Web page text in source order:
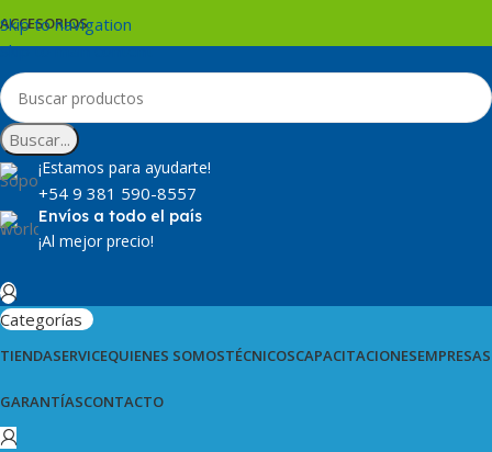
Skip to navigation
Skip to main content
ACCESORIOS
Buscar...
¡Estamos para ayudarte!
+54 9 381 590-8557
Envíos a todo el país
¡Al mejor precio!
Categorías
TIENDASERVICEQUIENES SOMOSTÉCNICOSCAPACITACIONESEMPRESAS
GARANTÍASCONTACTO